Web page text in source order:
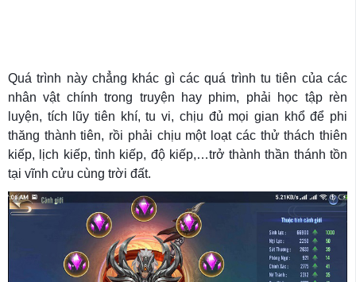
Quá trình này chẳng khác gì các quá trình tu tiên của các
nhân vật chính trong truyện hay phim, phải học tập rèn
luyện, tích lũy tiên khí, tu vi, chịu đủ mọi gian khổ để phi
thăng thành tiên, rồi phải chịu một loạt các thử thách thiên
kiếp, lịch kiếp, tình kiếp, độ kiếp,…trở thành thần thánh tồn
tại vĩnh cửu cùng trời đất.